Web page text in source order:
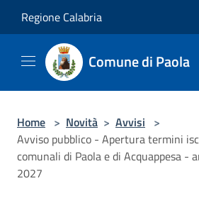
Regione Calabria
Comune di Paola
Home > Novità > Avvisi >
Avviso pubblico - Apertura termini
comunali di Paola e di Acquappesa -
2027